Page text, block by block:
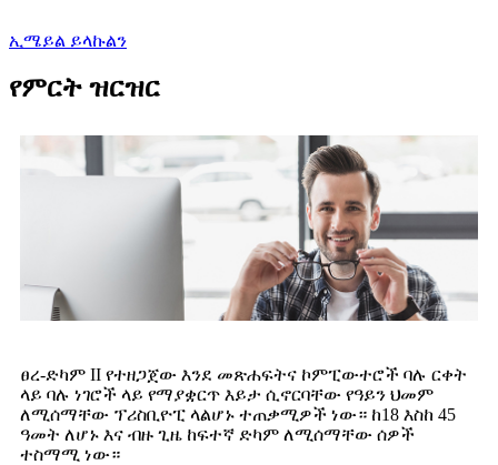
ኢሜይል ይላኩልን
የምርት ዝርዝር
ፀረ-ድካም II የተዘጋጀው እንደ መጽሐፍትና ኮምፒውተሮች ባሉ ርቀት
ላይ ባሉ ነገሮች ላይ የማያቋርጥ እይታ ሲኖርባቸው የዓይን ህመም
ለሚሰማቸው ፕሪስቢዮፒ ላልሆኑ ተጠቃሚዎች ነው። ከ18 እስከ 45
ዓመት ለሆኑ እና ብዙ ጊዜ ከፍተኛ ድካም ለሚሰማቸው ሰዎች
ተስማሚ ነው።